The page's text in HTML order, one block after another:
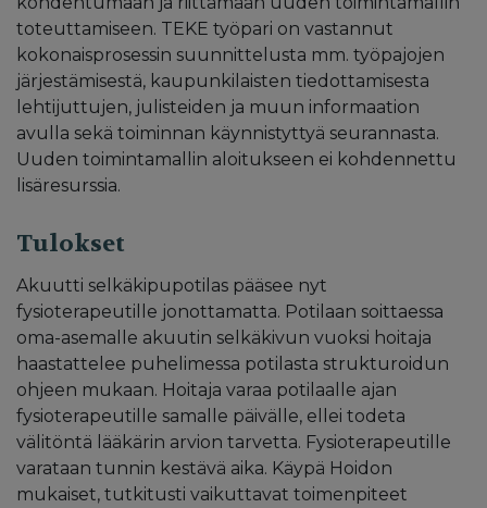
toteuttamiseen. TEKE työpari on vastannut
kokonaisprosessin suunnittelusta mm. työpajojen
järjestämisestä, kaupunkilaisten tiedottamisesta
lehtijuttujen, julisteiden ja muun informaation
avulla sekä toiminnan käynnistyttyä seurannasta.
Uuden toimintamallin aloitukseen ei kohdennettu
lisäresurssia.
Tulokset
Akuutti selkäkipupotilas pääsee nyt
fysioterapeutille jonottamatta. Potilaan soittaessa
oma-asemalle akuutin selkäkivun vuoksi hoitaja
haastattelee puhelimessa potilasta strukturoidun
ohjeen mukaan. Hoitaja varaa potilaalle ajan
fysioterapeutille samalle päivälle, ellei todeta
välitöntä lääkärin arvion tarvetta. Fysioterapeutille
varataan tunnin kestävä aika. Käypä Hoidon
mukaiset, tutkitusti vaikuttavat toimenpiteet